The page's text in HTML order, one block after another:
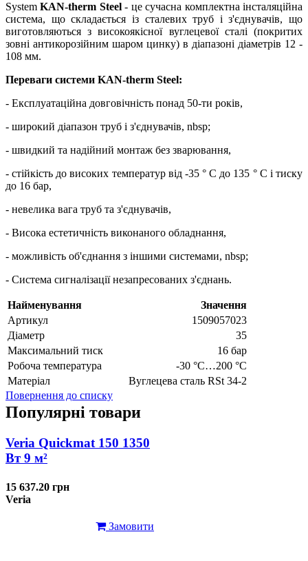
SystemKAN-therm Steel- це сучасна комплектна інсталяційна
система, що складається із сталевих труб і з'єднувачів, що
виготовляються з високоякісної вуглецевої сталі (покритих
зовні антикорозійним шаром цинку) в діапазоні діаметрів 12 -
108 мм.
Переваги системи KAN-therm Steel:
- Експлуатаційна довговічність понад 50-ти років,
- широкий діапазон труб і з'єднувачів, nbsp;
- швидкий та надійний монтаж без зварювання,
- стійкість до високих температур від -35 ° C до 135 ° C і тиску
до 16 бар,
- невелика вага труб та з'єднувачів,
- Висока естетичність виконаного обладнання,
- можливість об'єднання з іншими системами, nbsp;
- Система сигналізації незапресованих з'єднань.
Найменування
Значення
Артикул
1509057023
Діаметр
35
Максимальний тиск
16 бар
Робоча температура
-30 °C…200 °C
Матеріал
Вуглецева сталь RSt 34-2
Повернення до списку
Популярні товари
Veria Quickmat 150 1350
Вт 9 м²
15 637.20 грн
Veria
Замовити